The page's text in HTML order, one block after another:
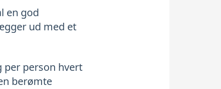
en god
ud med et
per person hvert
berømte